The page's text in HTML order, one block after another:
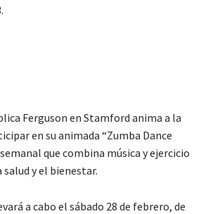
Ferguson en Stamford anima a la
en su animada “Zumba Dance
que combina música y ejercicio
y el bienestar.
a cabo el sábado 28 de febrero, de